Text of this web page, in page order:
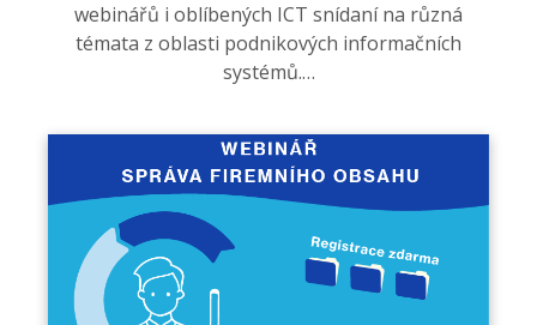
webinářů i oblíbených ICT snídaní na různá
témata z oblasti podnikových informačních
systémů.…